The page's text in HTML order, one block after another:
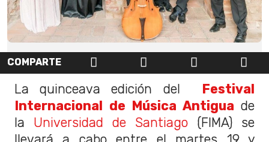
COMPARTE
La quinceava edición del Festival
Internacional de Música Antigua de
la Universidad de Santiago (FIMA) se